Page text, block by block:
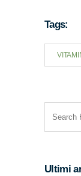
Tags:
Ultimi